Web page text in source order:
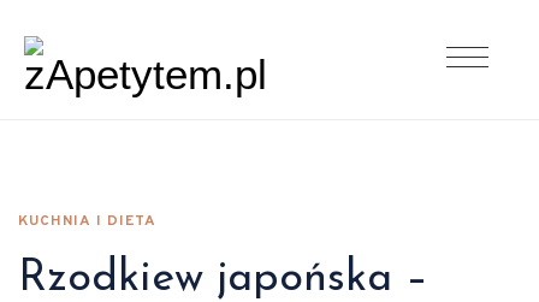
KUCHNIA I DIETA
Rzodkiew japońska –